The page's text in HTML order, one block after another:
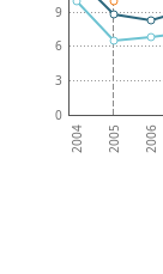
2004 2005 2006
0
3
6
9